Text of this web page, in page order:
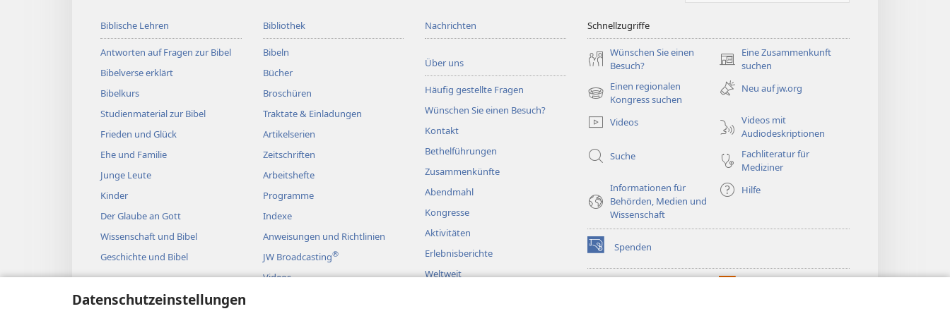
Datenschutzeinstellungen
Biblische Lehren
Antworten auf Fragen zur Bibel
Bibelverse erklärt
Bibelkurs
Studienmaterial zur Bibel
Frieden und Glück
Ehe und Familie
Junge Leute
Kinder
Der Glaube an Gott
Wissenschaft und Bibel
Geschichte und Bibel
Bibliothek
Bibeln
Bücher
Broschüren
Traktate & Einladungen
Artikelserien
Zeitschriften
Arbeitshefte
Programme
Indexe
Anweisungen und Richtlinien
JW Broadcasting®
Videos
Nachrichten
Über uns
Häufig gestellte Fragen
Wünschen Sie einen Besuch?
Kontakt
Bethelführungen
Zusammenkünfte
Abendmahl
Kongresse
Aktivitäten
Erlebnisberichte
Weltweit
Schnellzugriffe
Wünschen Sie einen
Besuch?
Eine Zusammenkunft
suchen
(öffnet
neues
Fenster)
Einen regionalen
Kongress suchen
(öffnet
Fenster)
Neu auf jw.org
Videos
Videos mit
Audiodeskriptionen
Suche
Fachliteratur für
Mediziner
Informationen für
Behörden, Medien und
Wissenschaft
Hilfe
Spenden
(öffnet
neues
Fenster)